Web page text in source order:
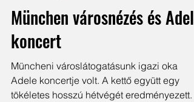
2024. nov. 24.
Németország
München városnézés és Adele
koncert